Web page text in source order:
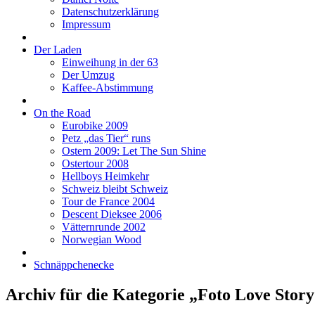
Datenschutzerklärung
Impressum
Der Laden
Einweihung in der 63
Der Umzug
Kaffee-Abstimmung
On the Road
Eurobike 2009
Petz „das Tier“ runs
Ostern 2009: Let The Sun Shine
Ostertour 2008
Hellboys Heimkehr
Schweiz bleibt Schweiz
Tour de France 2004
Descent Dieksee 2006
Vätternrunde 2002
Norwegian Wood
Schnäppchenecke
Archiv für die Kategorie „Foto Love